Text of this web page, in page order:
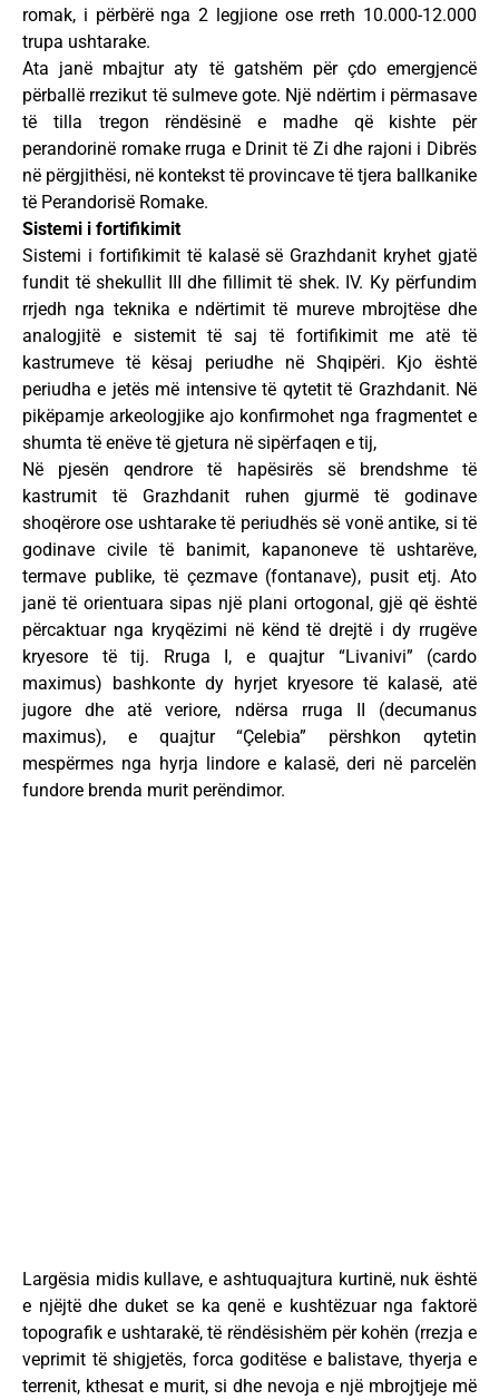
romak, i përbërë nga 2 legjione ose rreth 10.000-12.000
trupa ushtarake.
Ata janë mbajtur aty të gatshëm për çdo emergjencë
përballë rrezikut të sulmeve gote. Një ndërtim i përmasave
të tilla tregon rëndësinë e madhe që kishte për
perandorinë romake rruga e Drinit të Zi dhe rajoni i Dibrës
në përgjithësi, në kontekst të provincave të tjera ballkanike
të Perandorisë Romake.
Sistemi i fortifikimit
Sistemi i fortifikimit të kalasë së Grazhdanit kryhet gjatë
fundit të shekullit III dhe fillimit të shek. IV. Ky përfundim
rrjedh nga teknika e ndërtimit të mureve mbrojtëse dhe
analogjitë e sistemit të saj të fortifikimit me atë të
kastrumeve të kësaj periudhe në Shqipëri. Kjo është
periudha e jetës më intensive të qytetit të Grazhdanit. Në
pikëpamje arkeologjike ajo konfirmohet nga fragmentet e
shumta të enëve të gjetura në sipërfaqen e tij,
Në pjesën qendrore të hapësirës së brendshme të
kastrumit të Grazhdanit ruhen gjurmë të godinave
shoqërore ose ushtarake të periudhës së vonë antike, si të
godinave civile të banimit, kapanoneve të ushtarëve,
termave publike, të çezmave (fontanave), pusit etj. Ato
janë të orientuara sipas një plani ortogonal, gjë që është
përcaktuar nga kryqëzimi në kënd të drejtë i dy rrugëve
kryesore të tij. Rruga I, e quajtur “Livanivi” (cardo
maximus) bashkonte dy hyrjet kryesore të kalasë, atë
jugore dhe atë veriore, ndërsa rruga II (decumanus
maximus), e quajtur “Çelebia” përshkon qytetin
mespërmes nga hyrja lindore e kalasë, deri në parcelën
fundore brenda murit perëndimor.
Largësia midis kullave, e ashtuquajtura kurtinë, nuk është
e njëjtë dhe duket se ka qenë e kushtëzuar nga faktorë
topografik e ushtarakë, të rëndësishëm për kohën (rrezja e
veprimit të shigjetës, forca goditëse e balistave, thyerja e
terrenit, kthesat e murit, si dhe nevoja e një mbrojtjeje më